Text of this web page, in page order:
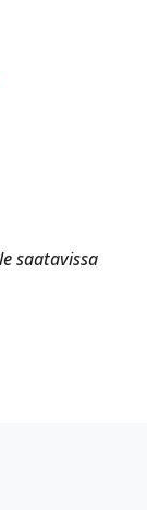
saatavissa